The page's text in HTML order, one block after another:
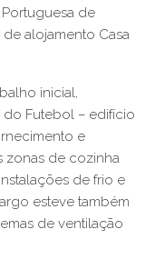
de
alojamento Casa
inicial,
do Futebol – edifício
e
zonas de cozinha
de frio e
esteve também
de ventilação